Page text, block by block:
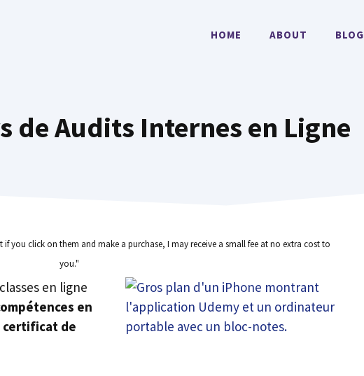
HOME ABOUT BLOG
de Audits Internes en Ligne
you click on them and make a purchase, I may receive a small fee at no extra cost to
you."
en ligne
en
certificat de